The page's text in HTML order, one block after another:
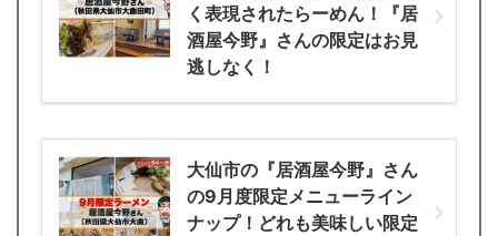
く表現されたらーめん！『居
酒屋今野』さんの限定はお見
逃しなく！
大仙市の『居酒屋今野』さん
の9月度限定メニューライン
ナップ！どれも美味しい限定